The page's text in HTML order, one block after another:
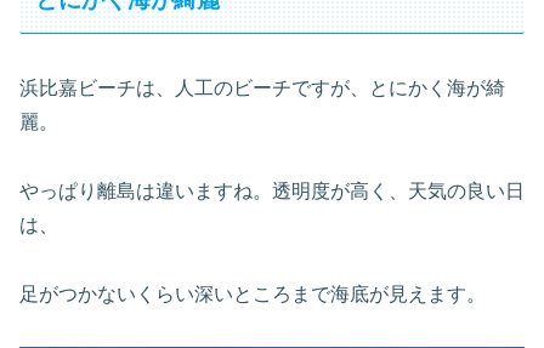
浜比嘉ビーチは、人工のビーチですが、とにかく海が綺
麗。
やっぱり離島は違いますね。透明度が高く、天気の良い日
は、
足がつかないくらい深いところまで海底が見えます。